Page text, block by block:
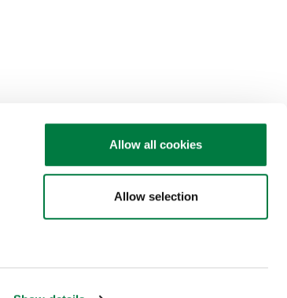
Allow all cookies
Allow selection